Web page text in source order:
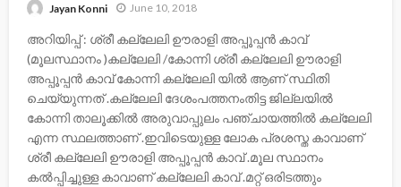
Jayan Konni June 10, 2018
അറിയിപ്പ് : ശ്രീ കല്ലേലി ഊരാളി അപ്പൂപ്പന്‍ കാവ്
(മൂലസ്ഥാനം )കല്ലേലി /കോന്നി ശ്രീ കല്ലേലി ഊരാളി
അപ്പൂപ്പന്‍ കാവ് കോന്നി കല്ലേലി യില്‍ ആണ് സ്ഥിതി
ചെയ്യുന്നത് .കല്ലേലി ദേശംപത്തനംതിട്ട ജില്ലയില്‍
കോന്നി താലൂക്കില്‍ അരുവാപ്പുലം പഞ്ചായത്തില്‍ കല്ലേലി
എന്ന സ്ഥലത്താണ് .ഇവിടെയുള്ള ലോക പ്രശസ്ത കാവാണ്‌
ശ്രീ കല്ലേലി ഊരാളി അപ്പൂപ്പന്‍ കാവ് .മൂല സ്ഥാനം
കല്‍പ്പിച്ചുള്ള കാവാണ്‌ കല്ലേലി കാവ് .മറ്റ് ഒരിടത്തും